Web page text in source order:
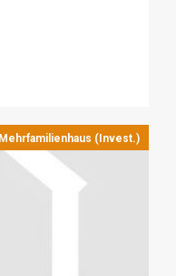
Mehrfamilienhaus (Invest.)